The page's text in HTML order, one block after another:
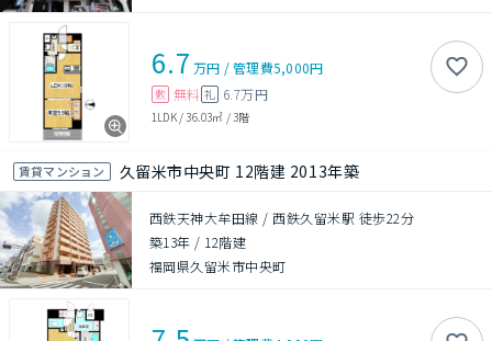
6.7 万円 /管理費5,000円
敷 無料 礼 6.7万円
1LDK/36.03㎡ /3階
賃貸マンション 久留米市中央町 12階建 2013年築
西鉄天神大牟田線 / 西鉄久留米駅 徒歩22分
築13年 / 12階建
福岡県久留米市中央町